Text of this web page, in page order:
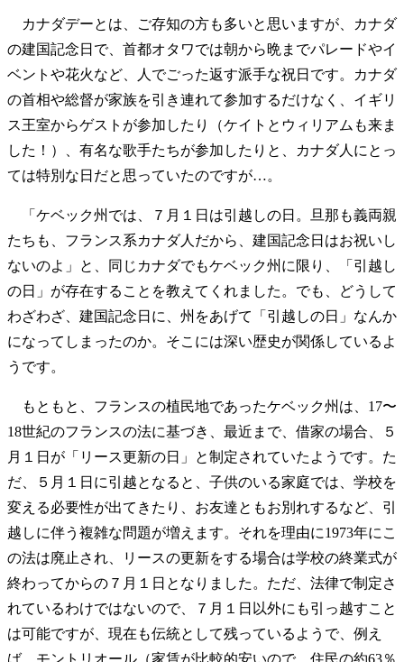
カナダデーとは、ご存知の方も多いと思いますが、カナダ
の建国記念日で、首都オタワでは朝から晩までパレードやイ
ベントや花火など、人でごった返す派手な祝日です。カナダ
の首相や総督が家族を引き連れて参加するだけなく、イギリ
ス王室からゲストが参加したり（ケイトとウィリアムも来ま
した！）、有名な歌手たちが参加したりと、カナダ人にとっ
ては特別な日だと思っていたのですが…。
「ケベック州では、７月１日は引越しの日。旦那も義両親
たちも、フランス系カナダ人だから、建国記念日はお祝いし
ないのよ」と、同じカナダでもケベック州に限り、「引越し
の日」が存在することを教えてくれました。でも、どうして
わざわざ、建国記念日に、州をあげて「引越しの日」なんか
になってしまったのか。そこには深い歴史が関係しているよ
うです。
もともと、フランスの植民地であったケベック州は、17〜
18世紀のフランスの法に基づき、最近まで、借家の場合、５
月１日が「リース更新の日」と制定されていたようです。た
だ、５月１日に引越となると、子供のいる家庭では、学校を
変える必要性が出てきたり、お友達ともお別れするなど、引
越しに伴う複雑な問題が増えます。それを理由に1973年にこ
の法は廃止され、リースの更新をする場合は学校の終業式が
終わってからの７月１日となりました。ただ、法律で制定さ
れているわけではないので、７月１日以外にも引っ越すこと
は可能ですが、現在も伝統として残っているようで、例え
ば、モントリオール（家賃が比較的安いので、住民の約63％